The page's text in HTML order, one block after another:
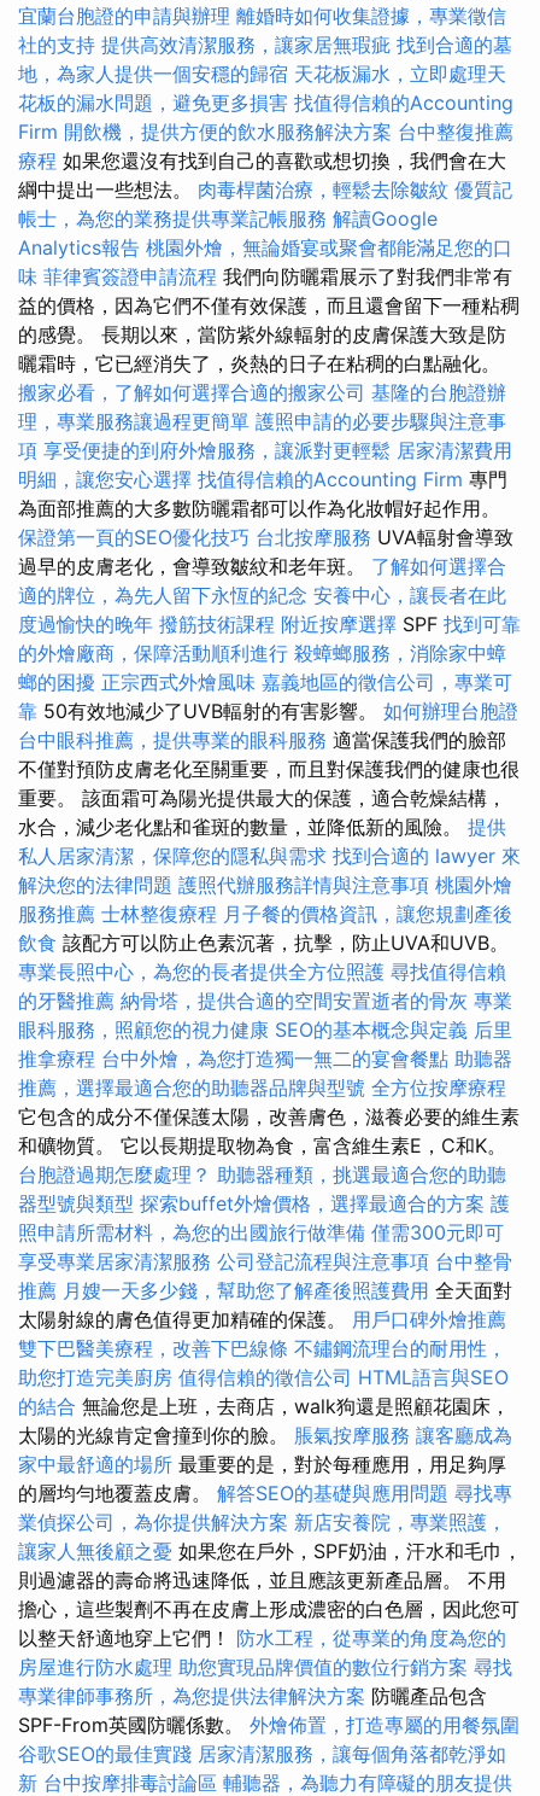
宜蘭台胞證的申請與辦理 離婚時如何收集證據，專業徵信
社的支持 提供高效清潔服務，讓家居無瑕疵 找到合適的墓
地，為家人提供一個安穩的歸宿 天花板漏水，立即處理天
花板的漏水問題，避免更多損害 找值得信賴的Accounting
Firm 開飲機，提供方便的飲水服務解決方案 台中整復推薦
療程 如果您還沒有找到自己的喜歡或想切換，我們會在大
綱中提出一些想法。 肉毒桿菌治療，輕鬆去除皺紋 優質記
帳士，為您的業務提供專業記帳服務 解讀Google
Analytics報告 桃園外燴，無論婚宴或聚會都能滿足您的口
味 菲律賓簽證申請流程 我們向防曬霜展示了對我們非常有
益的價格，因為它們不僅有效保護，而且還會留下一種粘稠
的感覺。 長期以來，當防紫外線輻射的皮膚保護大致是防
曬霜時，它已經消失了，炎熱的日子在粘稠的白點融化。
搬家必看，了解如何選擇合適的搬家公司 基隆的台胞證辦
理，專業服務讓過程更簡單 護照申請的必要步驟與注意事
項 享受便捷的到府外燴服務，讓派對更輕鬆 居家清潔費用
明細，讓您安心選擇 找值得信賴的Accounting Firm 專門
為面部推薦的大多數防曬霜都可以作為化妝帽好起作用。
保證第一頁的SEO優化技巧 台北按摩服務 UVA輻射會導致
過早的皮膚老化，會導致皺紋和老年斑。 了解如何選擇合
適的牌位，為先人留下永恆的紀念 安養中心，讓長者在此
度過愉快的晚年 撥筋技術課程 附近按摩選擇 SPF 找到可靠
的外燴廠商，保障活動順利進行 殺蟑螂服務，消除家中蟑
螂的困擾 正宗西式外燴風味 嘉義地區的徵信公司，專業可
靠 50有效地減少了UVB輻射的有害影響。 如何辦理台胞證
台中眼科推薦，提供專業的眼科服務 適當保護我們的臉部
不僅對預防皮膚老化至關重要，而且對保護我們的健康也很
重要。 該面霜可為陽光提供最大的保護，適合乾燥結構，
水合，減少老化點和雀斑的數量，並降低新的風險。 提供
私人居家清潔，保障您的隱私與需求 找到合適的 lawyer 來
解決您的法律問題 護照代辦服務詳情與注意事項 桃園外燴
服務推薦 士林整復療程 月子餐的價格資訊，讓您規劃產後
飲食 該配方可以防止色素沉著，抗擊，防止UVA和UVB。
專業長照中心，為您的長者提供全方位照護 尋找值得信賴
的牙醫推薦 納骨塔，提供合適的空間安置逝者的骨灰 專業
眼科服務，照顧您的視力健康 SEO的基本概念與定義 后里
推拿療程 台中外燴，為您打造獨一無二的宴會餐點 助聽器
推薦，選擇最適合您的助聽器品牌與型號 全方位按摩療程
它包含的成分不僅保護太陽，改善膚色，滋養必要的維生素
和礦物質。 它以長期提取物為食，富含維生素E，C和K。
台胞證過期怎麼處理？ 助聽器種類，挑選最適合您的助聽
器型號與類型 探索buffet外燴價格，選擇最適合的方案 護
照申請所需材料，為您的出國旅行做準備 僅需300元即可
享受專業居家清潔服務 公司登記流程與注意事項 台中整骨
推薦 月嫂一天多少錢，幫助您了解產後照護費用 全天面對
太陽射線的膚色值得更加精確的保護。 用戶口碑外燴推薦
雙下巴醫美療程，改善下巴線條 不鏽鋼流理台的耐用性，
助您打造完美廚房 值得信賴的徵信公司 HTML語言與SEO
的結合 無論您是上班，去商店，walk狗還是照顧花園床，
太陽的光線肯定會撞到你的臉。 脹氣按摩服務 讓客廳成為
家中最舒適的場所 最重要的是，對於每種應用，用足夠厚
的層均勻地覆蓋皮膚。 解答SEO的基礎與應用問題 尋找專
業偵探公司，為你提供解決方案 新店安養院，專業照護，
讓家人無後顧之憂 如果您在戶外，SPF奶油，汗水和毛巾，
則過濾器的壽命將迅速降低，並且應該更新產品層。 不用
擔心，這些製劑不再在皮膚上形成濃密的白色層，因此您可
以整天舒適地穿上它們！ 防水工程，從專業的角度為您的
房屋進行防水處理 助您實現品牌價值的數位行銷方案 尋找
專業律師事務所，為您提供法律解決方案 防曬產品包含
SPF-From英國防曬係數。 外燴佈置，打造專屬的用餐氛圍
谷歌SEO的最佳實踐 居家清潔服務，讓每個角落都乾淨如
新 台中按摩排毒討論區 輔聽器，為聽力有障礙的朋友提供